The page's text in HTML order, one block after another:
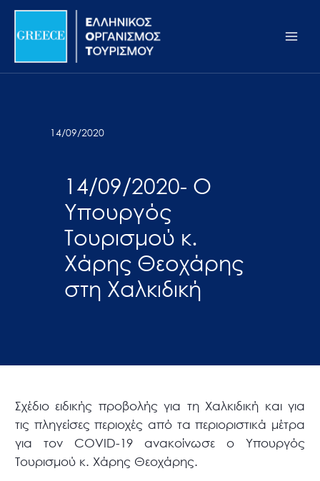
Σημείωση:
ιστότοπος
προσβασιμότητας.
Μετάβαση
περιεχόμενο
14/09/2020
14/09/2020- Ο
Υπουργός
Τουρισμού κ.
Χάρης Θεοχάρης
στη Χαλκιδική
Σχέδιο ειδικής προβολής για τη Χαλκιδική και για
τις πληγείσες περιοχές από τα περιοριστικά μέτρα
για τον COVID-19 ανακοίνωσε ο Υπουργός
Τουρισμού κ. Χάρης Θεοχάρης.